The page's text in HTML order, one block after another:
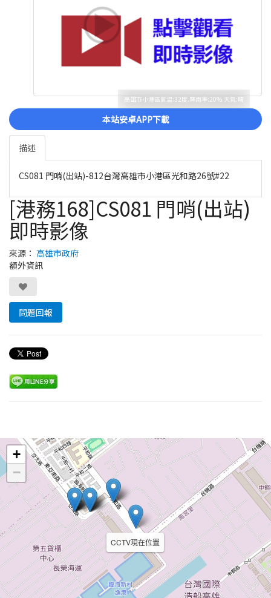
高雄市小港區氣溫:32度.降雨率:20%.天氣:晴
本站安卓APP下載
描述
CS081 門哨(出站)-812台灣高雄市小港區光和路26號#22
[港務168]CS081 門哨(出站)
即時影像
來源： 高雄市政府
額外資訊
問題回報
CCTV現在位置
+
−